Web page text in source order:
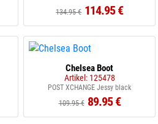
134.95 € 114.95 €
Chelsea Boot
Artikel: 125478
POST XCHANGE Jessy black
109.95 € 89.95 €